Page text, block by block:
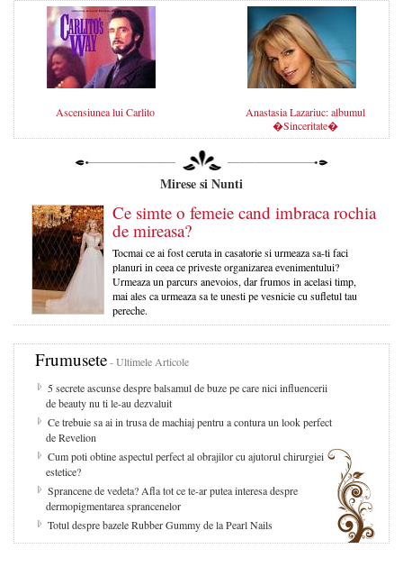
Ascensiunea lui Carlito
Anastasia Lazariuc: albumul
�Sinceritate�
Mirese si Nunti
Ce simte o femeie cand imbraca rochia
de mireasa?
Tocmai ce ai fost ceruta in casatorie si urmeaza sa-ti faci
planuri in ceea ce priveste organizarea evenimentului?
Urmeaza un parcurs anevoios, dar frumos in acelasi timp,
mai ales ca urmeaza sa te unesti pe vesnicie cu sufletul tau
pereche.
Frumusete- Ultimele Articole
5 secrete ascunse despre balsamul de buze pe care nici influencerii
de beauty nu ti le-au dezvaluit
Ce trebuie sa ai in trusa de machiaj pentru a contura un look perfect
de Revelion
Cum poti obtine aspectul perfect al obrajilor cu ajutorul chirurgiei
estetice?
Sprancene de vedeta? Afla tot ce te-ar putea interesa despre
dermopigmentarea sprancenelor
Totul despre bazele Rubber Gummy de la Pearl Nails